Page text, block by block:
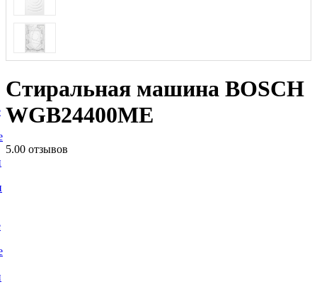
Стиральная машина BOSCH
WGB24400ME
5.00 отзывов